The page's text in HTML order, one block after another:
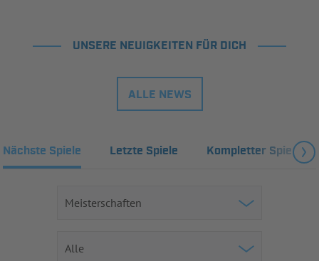
UNSERE NEUIGKEITEN FÜR DICH
ALLE NEWS
Nächste Spiele Letzte Spiele Kompletter Spielplan